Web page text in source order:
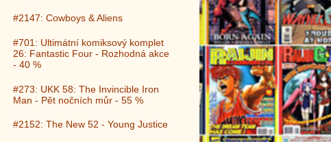
#2147: Cowboys & Aliens
#701: Ultimátní komiksový komplet
26: Fantastic Four - Rozhodná akce
- 40 %
#273: UKK 58: The Invincible Iron
Man - Pět nočních můr - 55 %
#2152: The New 52 - Young Justice